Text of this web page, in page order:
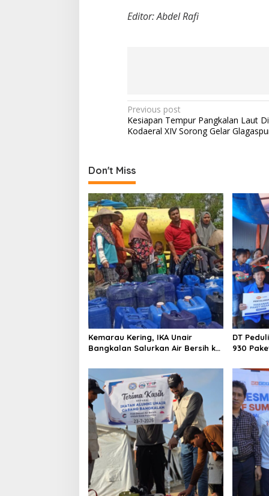
Editor: Abdel Rafi
P
o
n
a
v
i
g
a
t
i
o
n
Previous post
Kesiapan Tempur Pangkalan Laut
Kodaeral XIV Sorong Gelar
Don't Miss
Kemarau Kering, IKA Unair
Bangkalan Salurkan Air Bersih ke
DT
930